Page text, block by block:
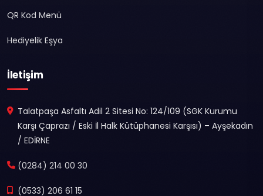
QR Kod Menü
Hediyelik Eşya
İletişim
Talatpaşa Asfaltı Adil 2 Sitesi No: 124/109 (SGK Kurumu
Karşı Çaprazı / Eski İl Halk Kütüphanesi Karşısı) – Ayşekadın
/ EDİRNE
(0284) 214 00 30
(0533) 206 61 15